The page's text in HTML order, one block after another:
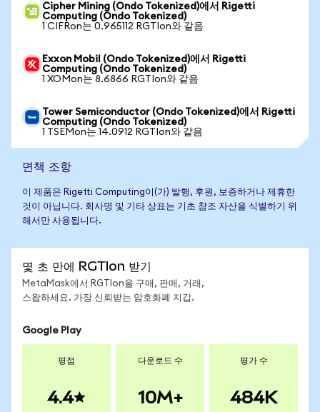
Cipher Mining (Ondo Tokenized)에서 Rigetti
Computing (Ondo Tokenized)
1 CIFRon는 0.965112 RGTIon와 같음
Exxon Mobil (Ondo Tokenized)에서 Rigetti
Computing (Ondo Tokenized)
1 XOMon는 8.6866 RGTIon와 같음
Tower Semiconductor (Ondo Tokenized)에서 Rigetti
Computing (Ondo Tokenized)
1 TSEMon는 14.0912 RGTIon와 같음
면책 조항
이 제품은 Rigetti Computing이(가) 발행, 후원, 보증하거나 제휴한
것이 아닙니다. 회사명 및 기타 상표는 기초 참조 자산을 식별하기 위
해서만 사용됩니다.
몇 초 만에 RGTIon 받기
MetaMask에서 RGTIon을 구매, 판매, 거래,
스왑하세요. 가장 신뢰받는 암호화폐 지갑.
Google Play
평점
4.4
다운로드 수
10M+
평가 수
484K